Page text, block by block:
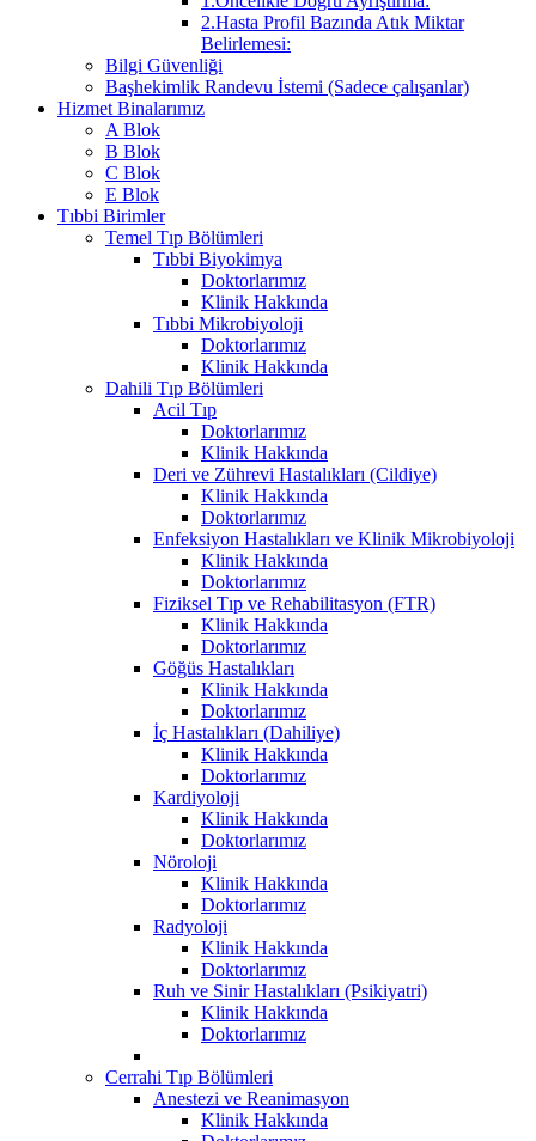
2.Hasta Profil Bazında Atık Miktar
Belirlemesi:
Bilgi Güvenliği
Başhekimlik Randevu İstemi (Sadece çalışanlar)
Hizmet Binalarımız
A Blok
B Blok
C Blok
E Blok
Tıbbi Birimler
Temel Tıp Bölümleri
Tıbbi Biyokimya
Doktorlarımız
Klinik Hakkında
Tıbbi Mikrobiyoloji
Doktorlarımız
Klinik Hakkında
Dahili Tıp Bölümleri
Acil Tıp
Doktorlarımız
Klinik Hakkında
Deri ve Zührevi Hastalıkları (Cildiye)
Klinik Hakkında
Doktorlarımız
Enfeksiyon Hastalıkları ve Klinik Mikrobiyoloji
Klinik Hakkında
Doktorlarımız
Fiziksel Tıp ve Rehabilitasyon (FTR)
Klinik Hakkında
Doktorlarımız
Göğüs Hastalıkları
Klinik Hakkında
Doktorlarımız
İç Hastalıkları (Dahiliye)
Klinik Hakkında
Doktorlarımız
Kardiyoloji
Klinik Hakkında
Doktorlarımız
Nöroloji
Klinik Hakkında
Doktorlarımız
Radyoloji
Klinik Hakkında
Doktorlarımız
Ruh ve Sinir Hastalıkları (Psikiyatri)
Klinik Hakkında
Doktorlarımız
Cerrahi Tıp Bölümleri
Anestezi ve Reanimasyon
Klinik Hakkında